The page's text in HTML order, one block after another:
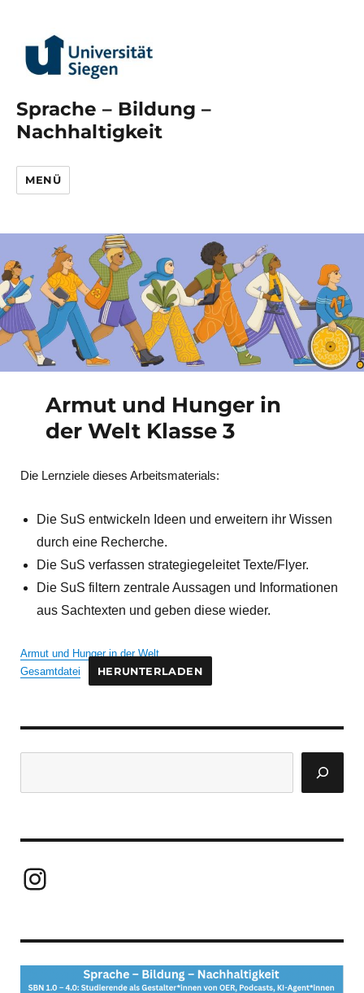
Sprache – Bildung –
Nachhaltigkeit
MENÜ
Armut und Hunger in
der Welt Klasse 3
Die Lernziele dieses Arbeitsmaterials:
Die SuS entwickeln Ideen und erweitern ihr Wissen
durch eine Recherche.
Die SuS verfassen strategiegeleitet Texte/Flyer.
Die SuS filtern zentrale Aussagen und Informationen
aus Sachtexten und geben diese wieder.
Armut und Hunger in der Welt,
Gesamtdatei
HERUNTERLADEN
Instagram